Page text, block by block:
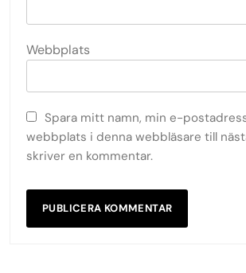
Webbplats
Spara mitt namn, min e-
webbplats i denna webbläsare till
skriver en kommentar.